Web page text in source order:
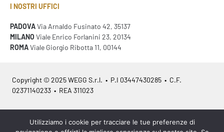
I NOSTRI UFFICI
PADOVAVia Arnaldo Fusinato 42, 35137
MILANO Viale Enrico Forlanini 23, 20134
ROMAViale Giorgio Ribotta 11, 00144
Copyright © 2025 WEGG S.r.l. • P.I 03447430285 • C.F.
02371140233 • REA 311023
Azienda Certificata ISO 9001:2015 – ITA / ISO 9001:2015 – EN
Utilizziamo i cookie per tracciare le tue preferenze di